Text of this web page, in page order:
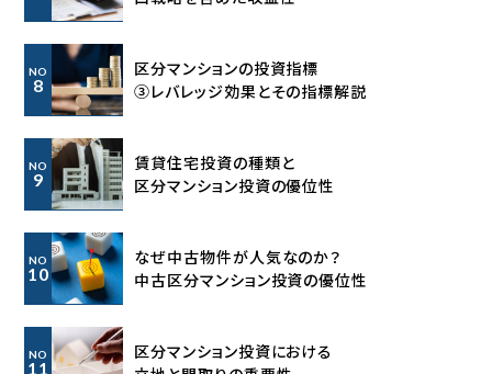
NO
8
区分マンションの投資指標
③レバレッジ効果とその指標解説
NO
9
賃貸住宅投資の種類と
区分マンション投資の優位性
NO
10
なぜ中古物件が人気なのか？
中古区分マンション投資の優位性
NO
11
区分マンション投資における